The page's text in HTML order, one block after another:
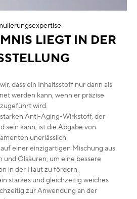
LIEGT IN DER
dass ein Inhaltsstoff nur dann als
werden kann, wenn er präzise
zugeführt wird.
Anti-Aging-Wirkstoff, der
sein kann, ist die Abgabe von
unerlässlich.
einer einzigartigen Mischung aus
und Ölsäuren, um eine bessere
in der Haut zu fördern.
starkes und gleichzeitig weiches
zur Anwendung an der